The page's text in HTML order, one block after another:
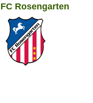
FC Rosengarten